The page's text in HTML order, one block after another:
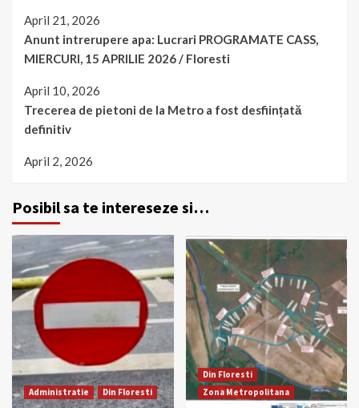
April 21, 2026
Anunt intrerupere apa: Lucrari PROGRAMATE CASS,
MIERCURI, 15 APRILIE 2026 / Floresti
April 10, 2026
Trecerea de pietoni de la Metro a fost desființată
definitiv
April 2, 2026
Posibil sa te intereseze si…
Administratie Din Floresti
Din Floresti
Zona Metropolitana